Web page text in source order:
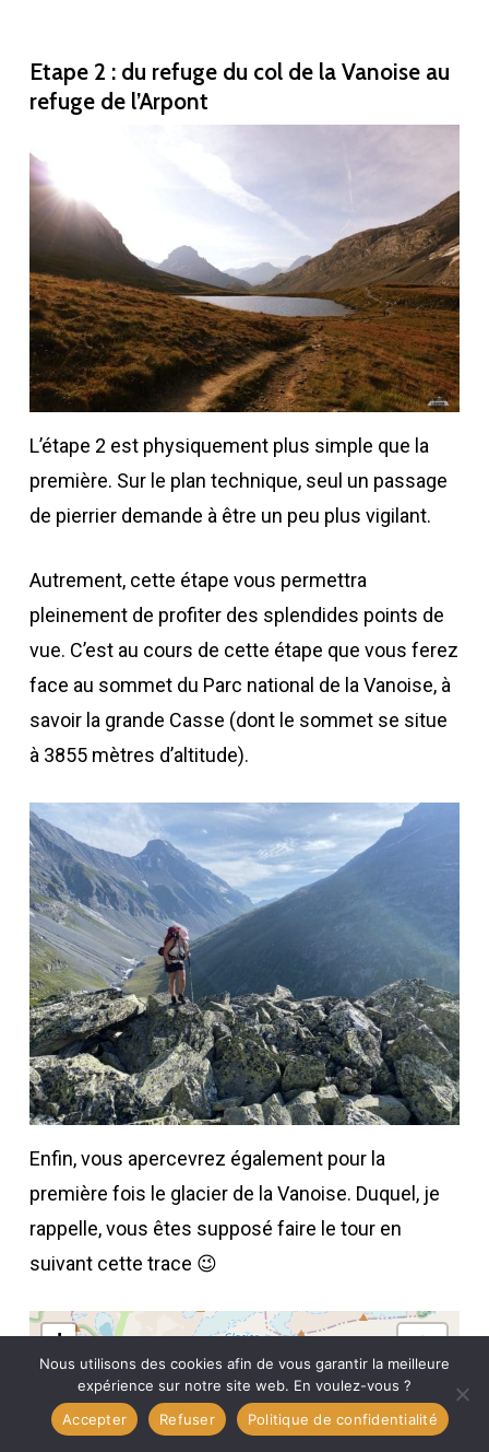
Etape 2 : du refuge du col de la Vanoise au
refuge de l’Arpont
L’étape 2 est physiquement plus simple que la
première. Sur le plan technique, seul un passage
de pierrier demande à être un peu plus vigilant.
Autrement, cette étape vous permettra
pleinement de profiter des splendides points de
vue. C’est au cours de cette étape que vous ferez
face au sommet du Parc national de la Vanoise, à
savoir la grande Casse (dont le sommet se situe
à 3855 mètres d’altitude).
Enfin, vous apercevrez également pour la
première fois le glacier de la Vanoise. Duquel, je
rappelle, vous êtes supposé faire le tour en
suivant cette trace 😉
+
−
Nous utilisons des cookies afin de vous garantir la meilleure
expérience sur notre site web. En voulez-vous ?
Accepter
Refuser Politique de confidentialité